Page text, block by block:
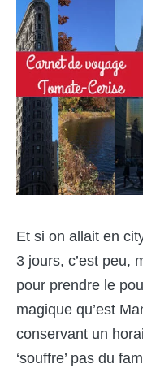
Et si on allait en
3 jours, c’est peu,
pour prendre le
magique qu’est
conservant un
‘souffre’ pas du